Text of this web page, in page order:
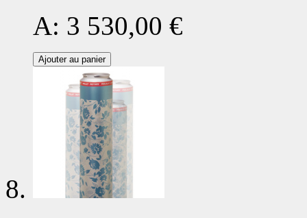
A: 3 530,00 €
Ajouter au panier